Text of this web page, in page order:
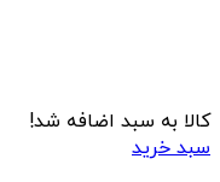
کالا به سبد اضافه شد!
سبد خرید